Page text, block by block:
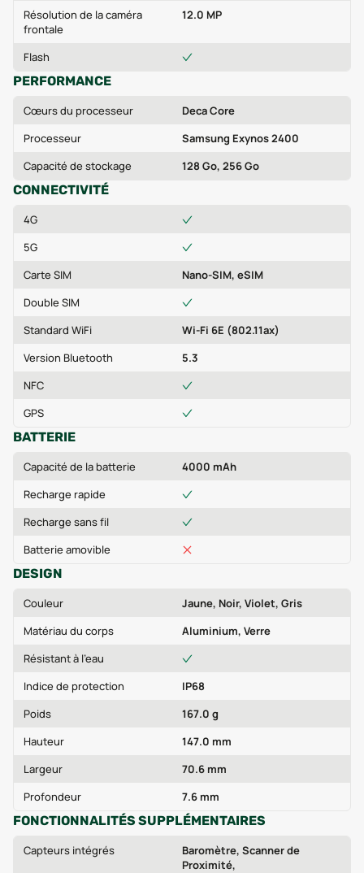
Résolution de la caméra
frontale
12.0 MP
Flash
PERFORMANCE
Cœurs du processeur
Deca Core
Processeur
Samsung Exynos 2400
Capacité de stockage
128 Go, 256 Go
CONNECTIVITÉ
4G
5G
Carte SIM
Nano-SIM, eSIM
Double SIM
Standard WiFi
Wi-Fi 6E (802.11ax)
Version Bluetooth
5.3
NFC
GPS
BATTERIE
Capacité de la batterie
4000 mAh
Recharge rapide
Recharge sans fil
Batterie amovible
DESIGN
Couleur
Jaune, Noir, Violet, Gris
Matériau du corps
Aluminium, Verre
Résistant à l'eau
Indice de protection
IP68
Poids
167.0 g
Hauteur
147.0 mm
Largeur
70.6 mm
Profondeur
7.6 mm
FONCTIONNALITÉS SUPPLÉMENTAIRES
Capteurs intégrés
Baromètre, Scanner de
Proximité,